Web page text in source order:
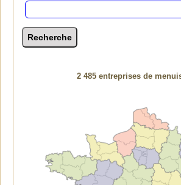
2 485 entreprises de